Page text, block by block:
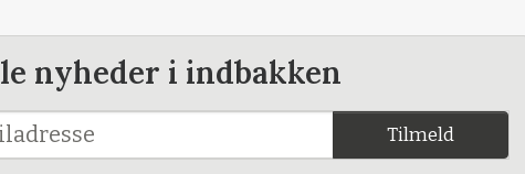
nyheder i indbakken
Tilmeld